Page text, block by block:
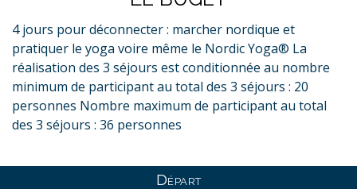
4 jours pour déconnecter : marcher nordique et
pratiquer le yoga voire même le Nordic Yoga® La
réalisation des 3 séjours est conditionnée au nombre
minimum de participant au total des 3 séjours : 20
personnes Nombre maximum de participant au total
des 3 séjours : 36 personnes
Départ